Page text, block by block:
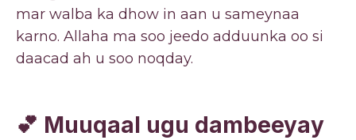
mar walba ka dhow in aan u sameynaa
karno. Allaha ma soo jeedo adduunka oo si
daacad ah u soo noqday.
💕 Muuqaal ugu dambeeyay